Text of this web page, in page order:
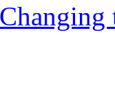
Changing